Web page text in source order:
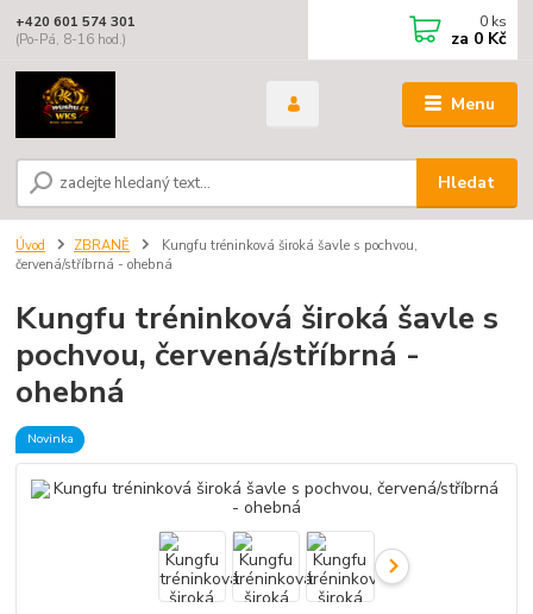
Menu
Hledat
+420 601 574 301
(Po-Pá, 8-16 hod.)
0 ks
za 0 Kč
Úvod ZBRANĚ
Kungfu tréninková široká šavle s pochvou,
červená/stříbrná - ohebná
Kungfu tréninková široká šavle s
pochvou, červená/stříbrná -
ohebná
Novinka